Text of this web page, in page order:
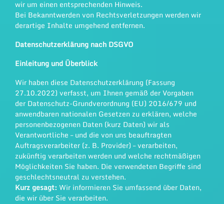
wir um einen entsprechenden Hinweis.
Bei Bekanntwerden von Rechtsverletzungen werden wir
derartige Inhalte umgehend entfernen.
Datenschutzerklärung nach DSGVO
Einleitung und Überblick
Wir haben diese Datenschutzerklärung (Fassung
27.10.2022) verfasst, um Ihnen gemäß der Vorgaben
der Datenschutz-Grundverordnung (EU) 2016/679 und
anwendbaren nationalen Gesetzen zu erklären, welche
personenbezogenen Daten (kurz Daten) wir als
Verantwortliche – und die von uns beauftragten
Auftragsverarbeiter (z. B. Provider) – verarbeiten,
zukünftig verarbeiten werden und welche rechtmäßigen
Möglichkeiten Sie haben. Die verwendeten Begriffe sind
geschlechtsneutral zu verstehen.
Kurz gesagt: Wir informieren Sie umfassend über Daten,
die wir über Sie verarbeiten.